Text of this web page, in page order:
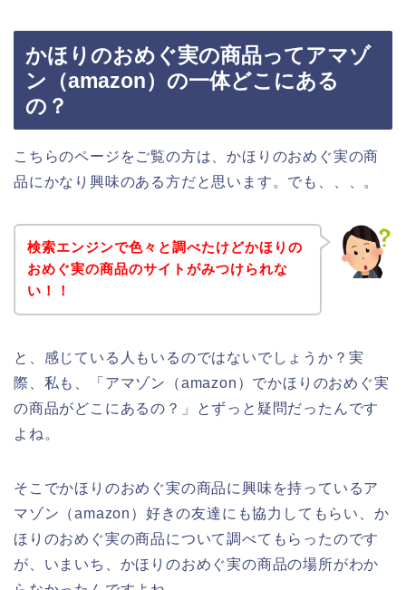
かほりのおめぐ実の商品ってアマゾ
ン（amazon）の一体どこにある
の？
こちらのページをご覧の方は、かほりのおめぐ実の商
品にかなり興味のある方だと思います。でも、、、。
検索エンジンで色々と調べたけどかほりの
おめぐ実の商品のサイトがみつけられな
い！！
と、感じている人もいるのではないでしょうか？実
際、私も、「アマゾン（amazon）でかほりのおめぐ実
の商品がどこにあるの？」とずっと疑問だったんです
よね。
そこでかほりのおめぐ実の商品に興味を持っているア
マゾン（amazon）好きの友達にも協力してもらい、か
ほりのおめぐ実の商品について調べてもらったのです
が、いまいち、かほりのおめぐ実の商品の場所がわか